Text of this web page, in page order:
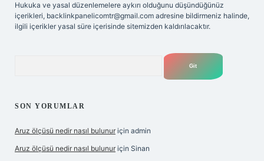
Hukuka ve yasal düzenlemelere aykırı olduğunu düşündüğünüz
içerikleri, backlinkpanelicomtr@gmail.com adresine bildirmeniz halinde,
ilgili içerikler yasal süre içerisinde sitemizden kaldırılacaktır.
SON YORUMLAR
Aruz ölçüsü nedir nasıl bulunur için admin
Aruz ölçüsü nedir nasıl bulunur için Sinan